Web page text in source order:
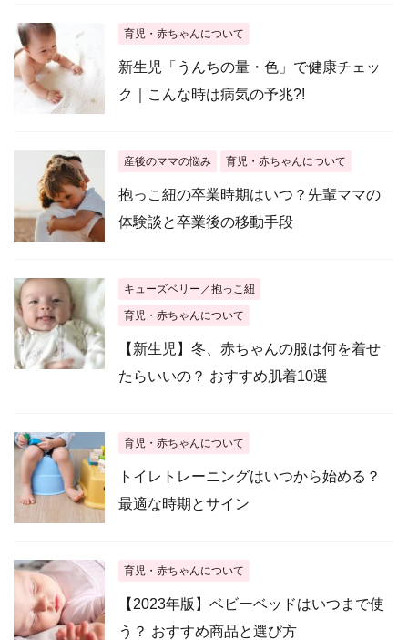
育児・赤ちゃんについて
新生児「うんちの量・色」で健康チェッ
ク｜こんな時は病気の予兆?!
産後のママの悩み 育児・赤ちゃんについて
抱っこ紐の卒業時期はいつ？先輩ママの
体験談と卒業後の移動手段
キューズベリー／抱っこ紐
育児・赤ちゃんについて
【新生児】冬、赤ちゃんの服は何を着せ
たらいいの？ おすすめ肌着10選
育児・赤ちゃんについて
トイレトレーニングはいつから始める？
最適な時期とサイン
育児・赤ちゃんについて
【2023年版】ベビーベッドはいつまで使
う？ おすすめ商品と選び方